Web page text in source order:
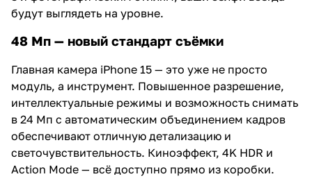
будут выглядеть на уровне.
48 Мп — новый стандарт съёмки
Главная камера iPhone 15 — это уже не просто
модуль, а инструмент. Повышенное разрешение,
интеллектуальные режимы и возможность снимать
в 24 Мп с автоматическим объединением кадров
обеспечивают отличную детализацию и
светочувствительность. Киноэффект, 4K HDR и
Action Mode — всё доступно прямо из коробки.